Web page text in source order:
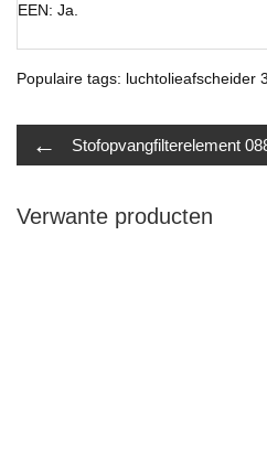
EEN: Ja.
Populaire tags: luchtolieafscheider
← Stofopvangfilterelement
Verwante producten